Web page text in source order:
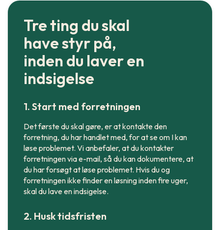
Tre ting du skal
have styr på,
inden du laver en
indsigelse
1. Start med forretningen
Det første du skal gøre, er at kontakte den
forretning, du har handlet med, for at se om I kan
løse problemet. Vi anbefaler, at du kontakter
forretningen via e-mail, så du kan dokumentere, at
du har forsøgt at løse problemet. Hvis du og
forretningen ikke finder en løsning inden fire uger,
skal du lave en indsigelse.
2. Husk tidsfristen